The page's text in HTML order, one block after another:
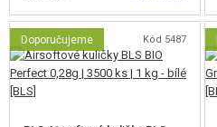
Doporučujeme Kód 5487